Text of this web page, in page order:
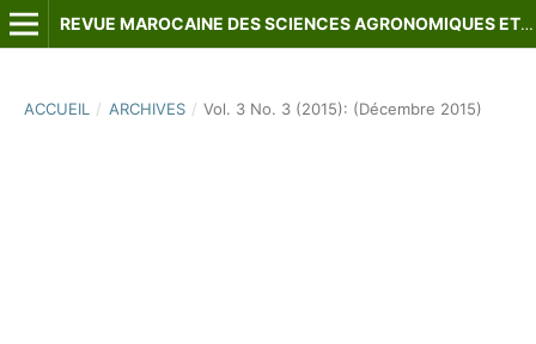
REVUE MAROCAINE DES SCIENCES AGRONOMIQUES ET VÉTÉRINAIRES
ACCUEIL / ARCHIVES / Vol. 3 No. 3 (2015): (Décembre 2015)